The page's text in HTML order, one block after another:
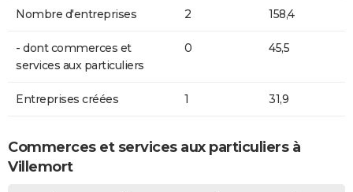
Nombre d'entreprises 2 158,4
- dont commerces et
services aux particuliers
0 45,5
Entreprises créées 1 31,9
Commerces et services aux particuliers à
Villemort